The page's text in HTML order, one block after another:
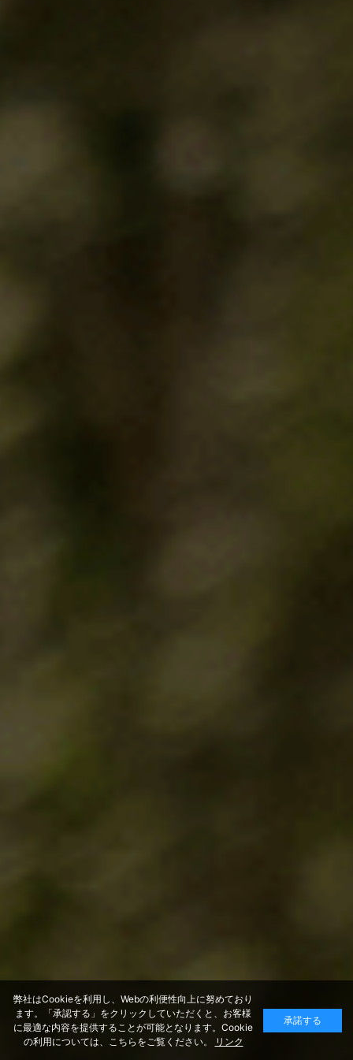
弊社はCookieを利用し、Webの利便性向上に努めており
ます。「承認する」をクリックしていただくと、お客様
に最適な内容を提供することが可能となります。Cookie
の利用については、こちらをご覧ください。
リンク
承諾する